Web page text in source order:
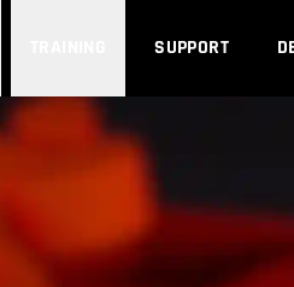
SUPPORT